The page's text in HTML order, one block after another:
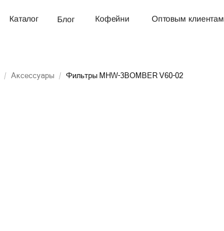
Кофейни Оптовым клиентам
Блог
Каталог
/ Аксессуары / Фильтры MHW-3BOMBER V60-02